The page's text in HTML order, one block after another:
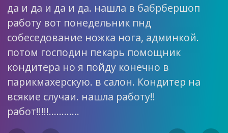
да и да и да и да. нашла в бабрбершоп
работу вот понедельник пнд
собеседование ножка нога, админкой.
потом господин пекарь помощник
кондитера но я пойду конечно в
парикмахерскую. в салон. Кондитер на
всякие случаи. нашла работу!!
работ!!!!!…………